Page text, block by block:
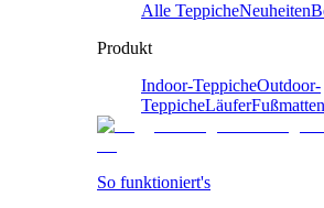
Alle TeppicheNeuheiten
Produkt
Indoor-TeppicheOutdoor-
TeppicheLäuferFußmatten
So funktioniert's